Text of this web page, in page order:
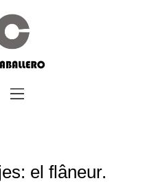
el flâneur.